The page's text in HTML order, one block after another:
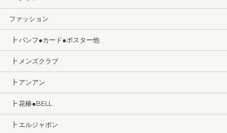
ファッション
┣ パンフ●カード●ポスター他
┣ メンズクラブ
┣ アンアン
┣ 花椿●BELL
┣ エルジャポン